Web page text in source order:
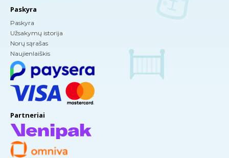
Paskyra
Paskyra
Užsakymų istorija
Norų sąrašas
Naujienlaiškis
Partneriai